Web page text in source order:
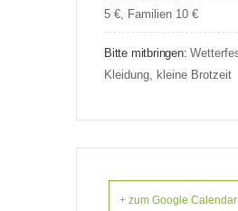
5 €, Familien 10 €
Bitte mitbringen:
Kleidung, kleine Brotzeit
+ zum Google